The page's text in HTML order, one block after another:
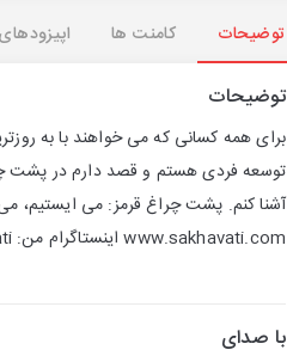
توضیحات کامنت ها
توضیحات
برای همه کسانی که می خواهند با به
توسعه فردی هستم و قصد دارم در پشت
آشنا کنم. پشت چراغ قرمز: می ایستیم،
www.sakhavati.com اینستاگرام من: nazaninsekhavati
با صدای